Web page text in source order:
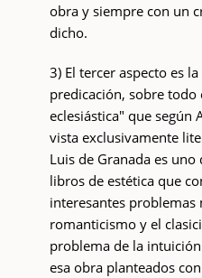
obra y siempre con un
dicho.
3) El tercer aspecto es
predicación, sobre todo
eclesiástica" que según
vista exclusivamente
Luis de Granada es
libros de estética que
interesantes
romanticismo y el
problema de la
esa obra planteados